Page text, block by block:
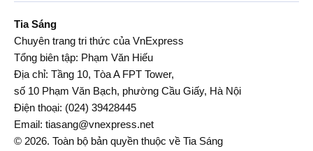
Tia Sáng
Chuyên trang tri thức của VnExpress
Tổng biên tập: Phạm Văn Hiếu
Địa chỉ: Tầng 10, Tòa A FPT Tower,
số 10 Phạm Văn Bạch, phường Cầu Giấy, Hà Nội
Điện thoại: (024) 39428445
Email: tiasang@vnexpress.net
© 2026. Toàn bộ bản quyền thuộc về Tia Sáng